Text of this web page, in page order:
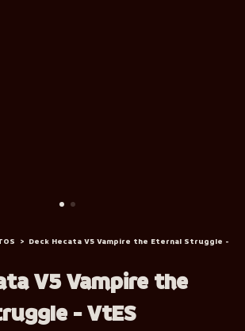
> Deck Hecata V5 Vampire the Eternal Struggle -
V5 Vampire the
- VtES